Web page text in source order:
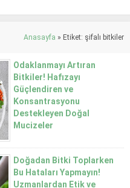
Anasayfa » Etiket: şifalı bitkiler
Odaklanmayı Artıran
Bitkiler! Hafızayı
Güçlendiren ve
Konsantrasyonu
Destekleyen Doğal
Mucizeler
Konsantrasyonu Artıran
Bitkiler Neden Tercih
Ediliyor?Sentetik ürünler
yerine doğal çözümlere
Doğadan Bitki Toplarken
Bu Hataları Yapmayın!
Uzmanlardan Etik ve